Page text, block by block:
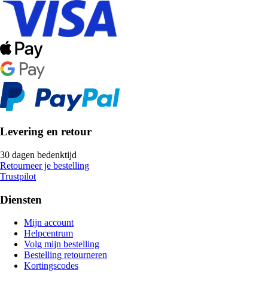
Levering en retour
30 dagen bedenktijd
Retourneer je bestelling
Trustpilot
Diensten
Mijn account
Helpcentrum
Volg mijn bestelling
Bestelling retourneren
Kortingscodes